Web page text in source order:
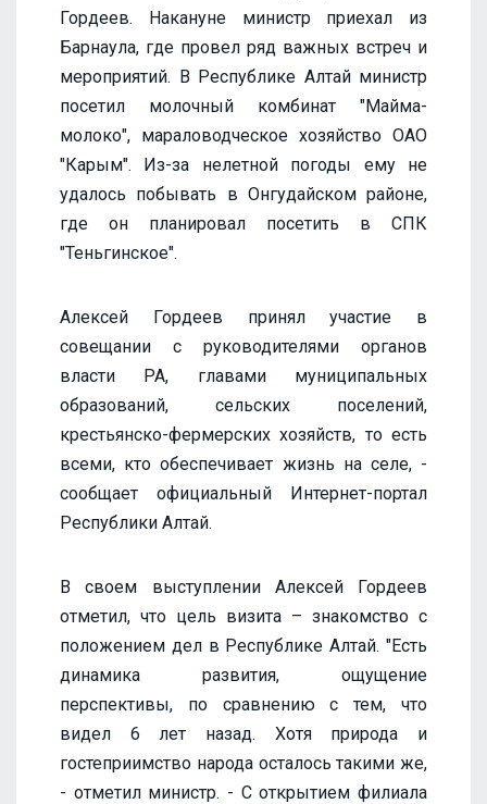
Гордеев. Накануне министр приехал из
Барнаула, где провел ряд важных встреч и
мероприятий. В Республике Алтай министр
посетил молочный комбинат "Майма-
молоко", мараловодческое хозяйство ОАО
"Карым". Из-за нелетной погоды ему не
удалось побывать в Онгудайском районе,
где он планировал посетить в СПК
"Теньгинское".
Алексей Гордеев принял участие в
совещании с руководителями органов
власти РА, главами муниципальных
образований, сельских поселений,
крестьянско-фермерских хозяйств, то есть
всеми, кто обеспечивает жизнь на селе, -
сообщает официальный Интернет-портал
Республики Алтай.
В своем выступлении Алексей Гордеев
отметил, что цель визита – знакомство с
положением дел в Республике Алтай. "Есть
динамика развития, ощущение
перспективы, по сравнению с тем, что
видел 6 лет назад. Хотя природа и
гостеприимство народа осталось такими же,
- отметил министр. - С открытием филиала